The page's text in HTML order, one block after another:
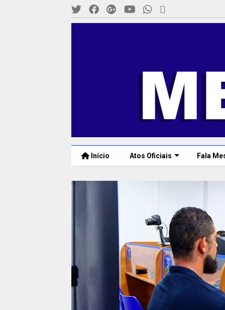
Início Atos Oficiais Fala